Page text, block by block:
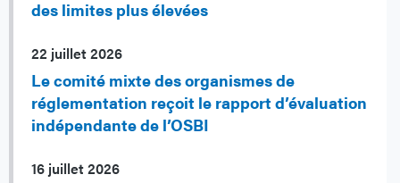
des limites plus élevées
22 juillet 2026
Le comité mixte des organismes de
réglementation reçoit le rapport d’évaluation
indépendante de l’OSBI
16 juillet 2026